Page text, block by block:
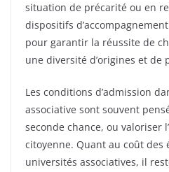
situation de précarité ou en
dispositifs
pour garantir la réussite de
une diversité d’origines et de
Les conditions d’admission
associative sont souvent
seconde chance, ou valoriser
citoyenne. Quant au coût des
universités associatives, il